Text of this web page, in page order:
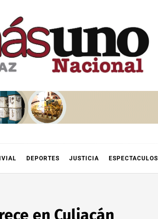
DEPORTES JUSTICIA ESPECTACULOS
en Culiacán